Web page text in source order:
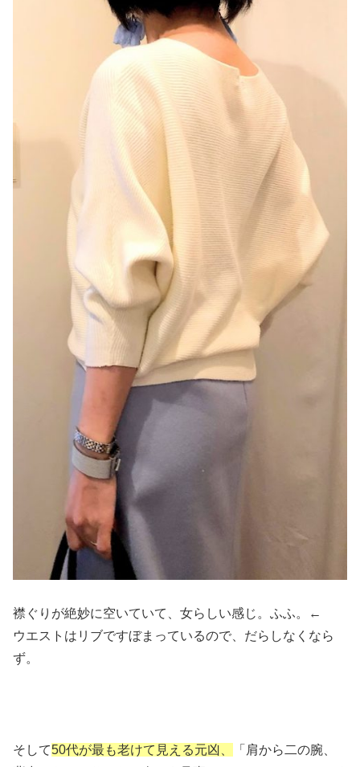
襟ぐりが絶妙に空いていて、女らしい感じ。ふふ。←
ウエストはリブですぼまっているので、だらしなくなら
ず。
そして50代が最も老けて見える元凶、
「肩から二の腕、